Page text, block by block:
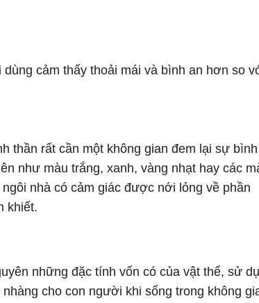
cảm thấy thoải mái và bình an hơn so
thần rất cần một không gian đem lại sự bình
như màu trắng, xanh, vàng nhạt hay các
nhà có cảm giác được nới lỏng về phần
khiết.
những đặc tính vốn có của vật thể, sử
cho con người khi sống trong không